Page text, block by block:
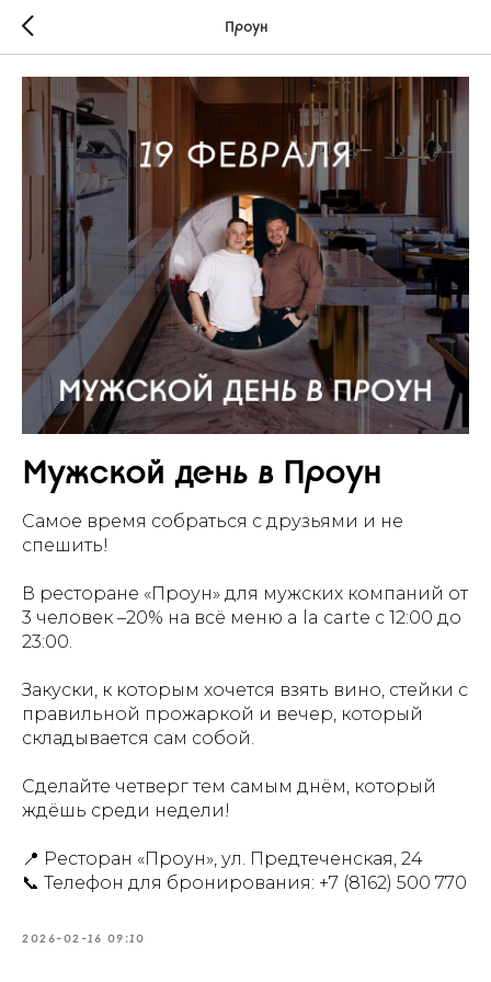
Проун
Мужской день в Проун
Самое время собраться с друзьями и не
спешить!
В ресторане «Проун» для мужских компаний от
3 человек –20% на всё меню a la carte с 12:00 до
23:00.
Закуски, к которым хочется взять вино, стейки с
правильной прожаркой и вечер, который
складывается сам собой.
Сделайте четверг тем самым днём, который
ждёшь среди недели!
📍 Ресторан «Проун», ул. Предтеченская, 24
📞 Телефон для бронирования: +7 (8162) 500 770
2026-02-16 09:10